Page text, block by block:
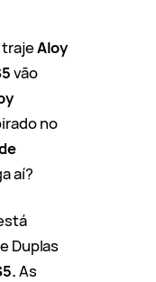
trajeAloy
vão
no
aí?
Duplas
As